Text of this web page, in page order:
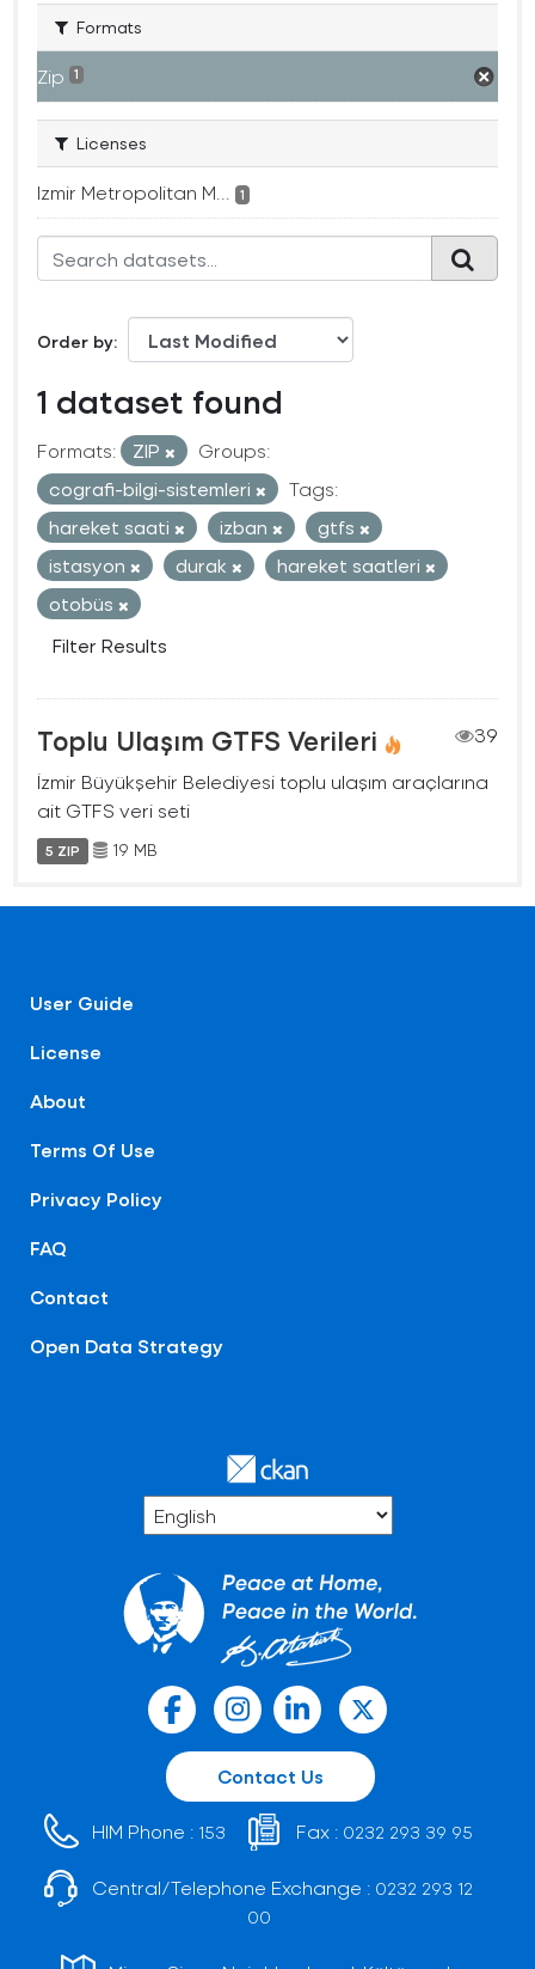
Formats
Zip 1
Licenses
Izmir Metropolitan M... 1
Order by
1 dataset found
Formats: ZIP
Groups:
cografi-bilgi-sistemleri
Tags:
hareket saati
izban
gtfs
istasyon
durak
hareket saatleri
otobüs
Filter Results
Toplu Ulaşım GTFS Verileri
39
İzmir Büyükşehir Belediyesi toplu ulaşım araçlarına
ait GTFS veri seti
5 ZIP 19 MB
User Guide
License
About
Terms Of Use
Privacy Policy
FAQ
Contact
Open Data Strategy
Contact Us
HIM Phone : 153 Fax : 0232 293 39 95
Central/Telephone Exchange : 0232 293 12
00